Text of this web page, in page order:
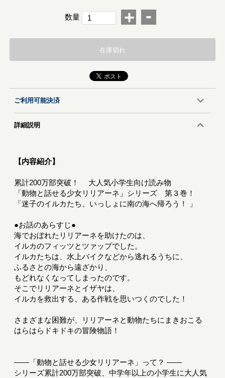
数量 + -
在庫切れ
ご利用可能決済
詳細説明
【内容紹介】
累計200万部突破！ 大人気小学生向け読み物
「動物と話せる少女リリアーネ」シリーズ 第３巻！
「迷子のイルカたち、いっしょに南の海へ帰ろう！ 」
●お話のあらすじ●
海でおぼれたリリアーネを助けたのは、
イルカのフィッツとツァップでした。
イルカたちは、水上バイクなどから逃れるうちに、
ふるさとの海から遠ざかり、
もどれなくなってしまったのです。
そこでリリアーネとイザヤは、
イルカを救出する、ある作戦を思いつくのでした！
さまざまな困難が、リリアーネと動物たちにまきおこる
はらはらドキドキの冒険物語！
――「動物と話せる少女リリアーネ」って？ ――
シリーズ累計200万部突破、中学年以上の小学生に大人気